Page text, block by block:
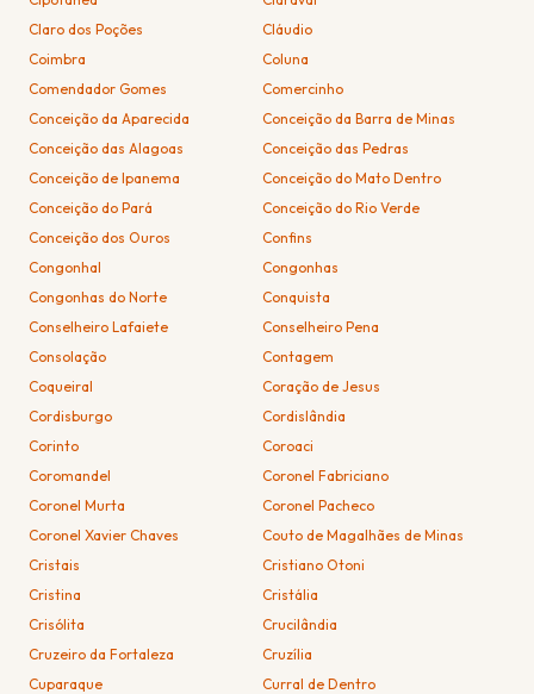
Claro dos Poções
Cláudio
Coimbra
Coluna
Comendador Gomes
Comercinho
Conceição da Aparecida
Conceição da Barra de Minas
Conceição das Alagoas
Conceição das Pedras
Conceição de Ipanema
Conceição do Mato Dentro
Conceição do Pará
Conceição do Rio Verde
Conceição dos Ouros
Confins
Congonhal
Congonhas
Congonhas do Norte
Conquista
Conselheiro Lafaiete
Conselheiro Pena
Consolação
Contagem
Coqueiral
Coração de Jesus
Cordisburgo
Cordislândia
Corinto
Coroaci
Coromandel
Coronel Fabriciano
Coronel Murta
Coronel Pacheco
Coronel Xavier Chaves
Couto de Magalhães de Minas
Cristais
Cristiano Otoni
Cristina
Cristália
Crisólita
Crucilândia
Cruzeiro da Fortaleza
Cruzília
Cuparaque
Curral de Dentro